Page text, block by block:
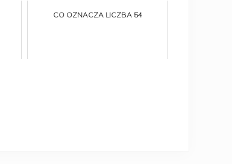
CO OZNACZA LICZBA 54